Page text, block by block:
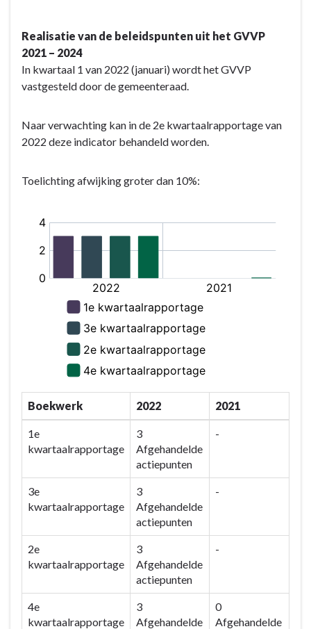
waterstaat
Gemeentelijke
programma
navigatie
Programma
vervoer
bereiken?
Beleidsindicatoren
Realisatie van de beleidspunten uit het GVVP
2021 – 2024
In kwartaal 1 van 2022 (januari) wordt het GVVP
vastgesteld door de gemeenteraad.
Naar verwachting kan in de 2e kwartaalrapportage van
2022 deze indicator behandeld worden.
Toelichting afwijking groter dan 10%:
Boekwerk 2022 2021
1e
kwartaalrapportage
3
Afgehandelde
actiepunten
-
3e
kwartaalrapportage
3
Afgehandelde
actiepunten
-
2e
kwartaalrapportage
3
Afgehandelde
actiepunten
-
4e
kwartaalrapportage
3
Afgehandelde
0
Afgehandelde